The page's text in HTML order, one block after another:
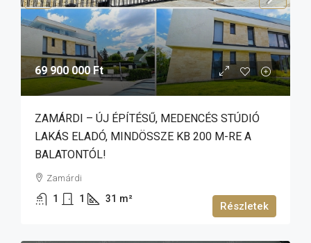
69 900 000 Ft
ZAMÁRDI – ÚJ ÉPÍTÉSŰ, MEDENCÉS STÚDIÓ
LAKÁS ELADÓ, MINDÖSSZE KB 200 M-RE A
BALATONTÓL!
Zamárdi
1 1 31 m²
Részletek